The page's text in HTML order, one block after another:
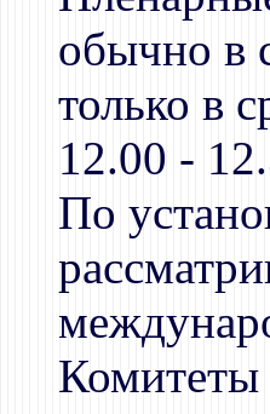
обычно в
только в
12.00 -
По
Комитеты